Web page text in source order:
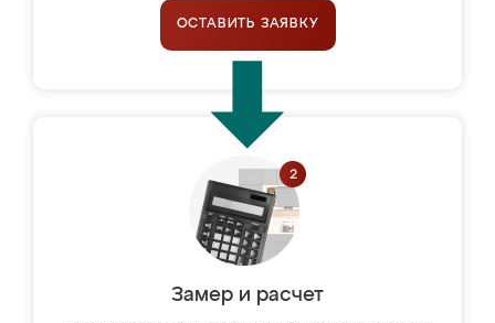
ОСТАВИТЬ ЗАЯВКУ
Замер и расчет